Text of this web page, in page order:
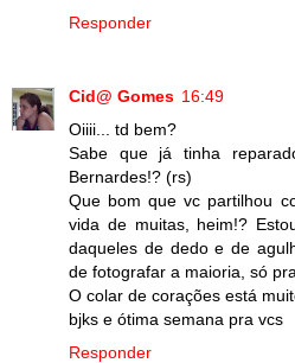
Responder
Cid@ Gomes 16:49
Oiiii... td bem?
Sabe que já tinha
Bernardes!? (rs)
Que bom que vc partilhou
vida de muitas, heim!?
daqueles de dedo e de
de fotografar a maioria, só
O colar de corações está
bjks e ótima semana pra vcs
Responder